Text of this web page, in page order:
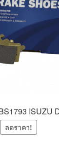
ISUZU
ลดราคา!